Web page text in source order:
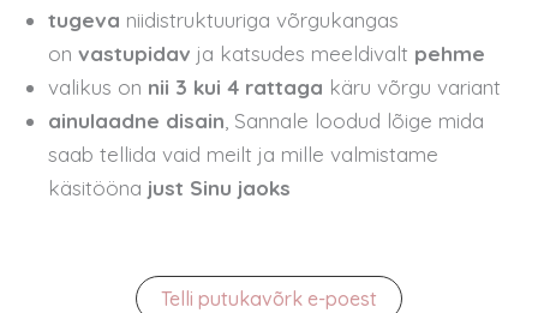
tugeva niidistruktuuriga võrgukangas
on vastupidav ja katsudes meeldivalt pehme
valikus on nii 3 kui 4 rattaga käru võrgu variant
ainulaadne disain , Sannale loodud lõige mida
saab tellida vaid meilt ja mille valmistame
käsitööna just Sinu jaoks
Telli putukavõrk e-poest